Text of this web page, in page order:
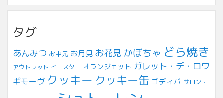
タグ
あんみつ お中元 お月見 お花見 かぼちゃ どら焼き
アウトレット イースター オランジェット ガレット・デ・ロワ
ギモーヴ クッキー クッキー缶 ゴディバ サロン・